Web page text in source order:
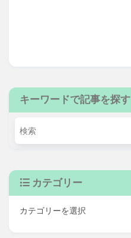
キーワードで記事を探す
カテゴリー